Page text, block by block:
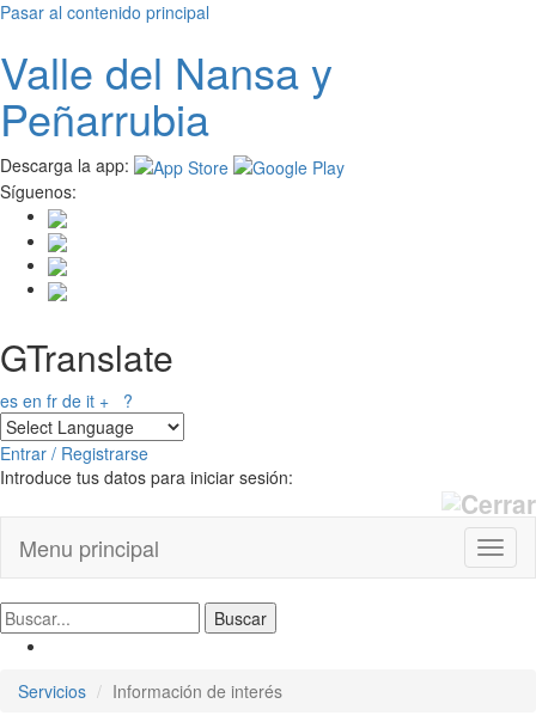
Pasar al contenido principal
Valle del Nansay
Peñarrubia
Descarga la app:
Síguenos:
GTranslate
es en fr de it + ?
Entrar / Registrarse
Introduce tus datos para iniciar sesión:
Menu principal
Servicios Información de interés